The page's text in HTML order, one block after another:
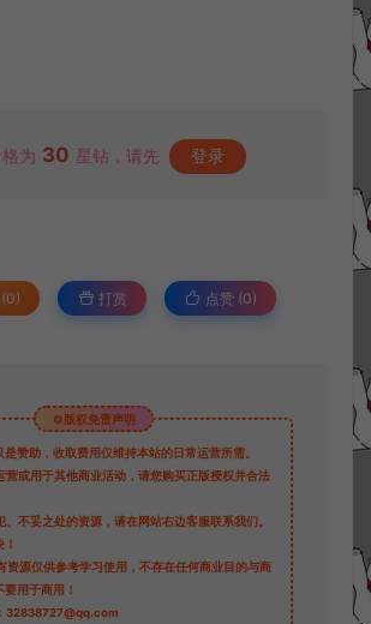
为 30 星钻，请先 登录
打赏 点赞 (0)
©版权免责声明
赞助，收取费用仅维持本站的日常运营所需。
营或用于其他商业活动，请您购买正版授权并合法
、不妥之处的资源，请在网站右边客服联系我们。
资源仅供参考学习使用，不存在任何商业目的与商
用于商用！
32838727@qq.com